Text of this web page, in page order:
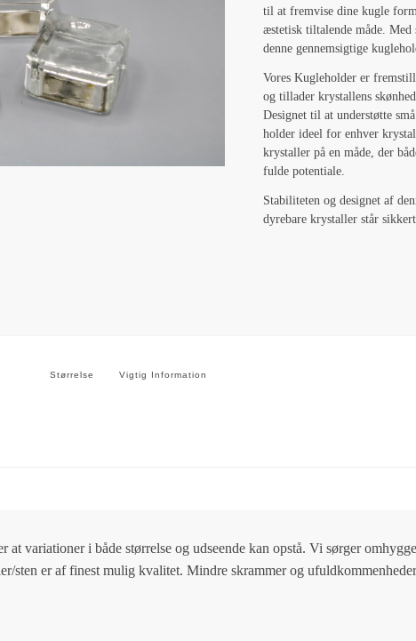
til at fremvise dine kugle
æstetisk tiltalende måde.
denne gennemsigtige
Vores Kugleholder er
og tillader krystallens
Designet til at understøtte
holder ideel for enhver
krystaller på en måde, der
fulde potentiale.
Stabiliteten og designet af
dyrebare krystaller står
Størrelse Vigtig Information
at variationer i både størrelse og udseende kan opstå. Vi sørger
sten er af finest mulig kvalitet. Mindre skrammer og